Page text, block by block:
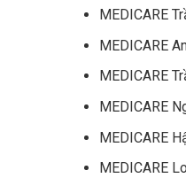
MEDICARE
MEDICARE
MEDICARE
MEDICARE
MEDICARE
MEDICARE